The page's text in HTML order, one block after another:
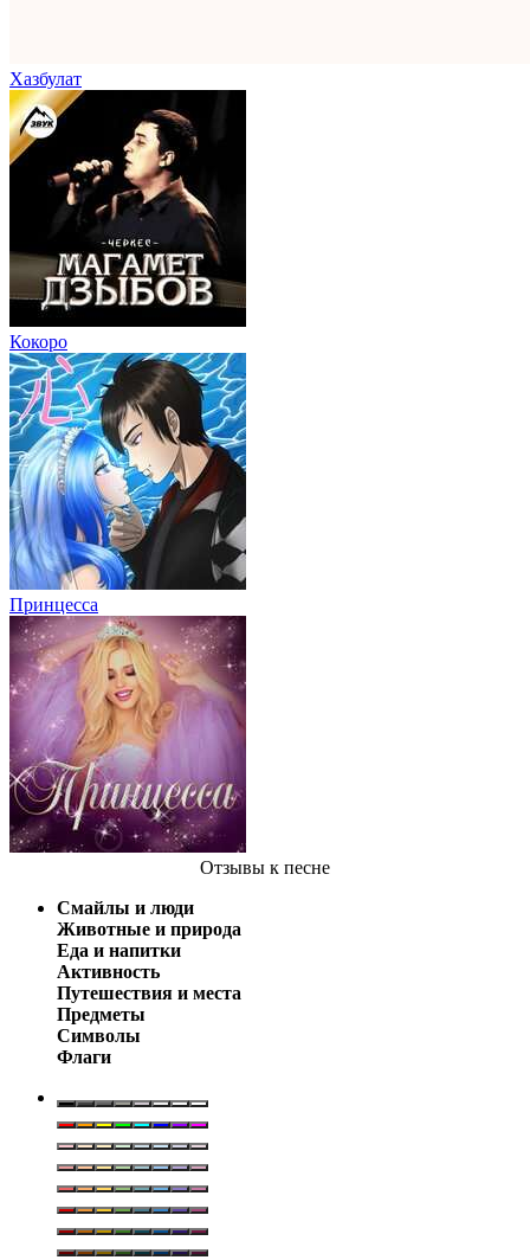
Хазбулат
Кокоро
Принцесса
Отзывы к песне
Смайлы и люди
Животные и природа
Еда и напитки
Активность
Путешествия и места
Предметы
Символы
Флаги